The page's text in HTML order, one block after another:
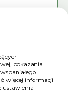
dla
trasy
pokazania
więcej informacji